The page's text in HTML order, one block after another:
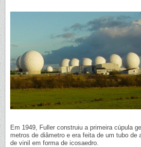
Em 1949, Fuller construiu a primeira cúpula
metros de diâmetro e era feita de um tubo de
de vinil em forma de icosaedro.